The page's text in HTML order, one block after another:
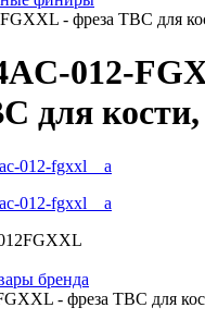
- фреза ТВС для
012-
для
бренда
- фреза ТВС для